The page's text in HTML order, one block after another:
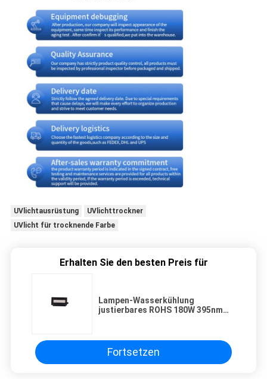
UVlichtausrüstung
UVlichttrockner
UVlicht für trocknende Farbe
Erhalten Sie den besten Preis für
Lampen-Wasserkühlung
justierbares ROHS 180W 395nm
Fortsetzen